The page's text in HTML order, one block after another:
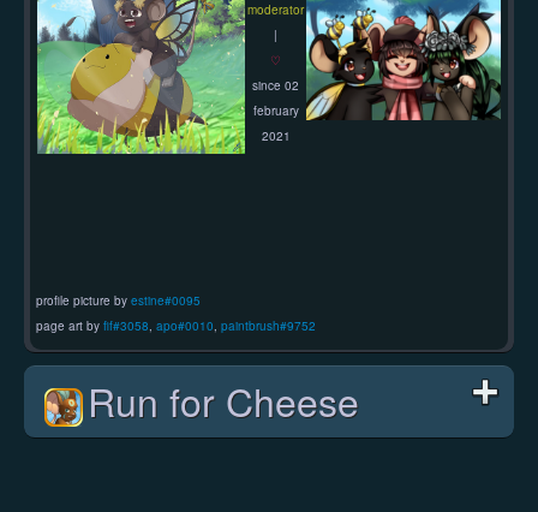
moderator
|
♡
since 02
february
2021
profile picture by estine#0095
page art by fif#3058, apo#0010, paintbrush#9752
Run for Cheese